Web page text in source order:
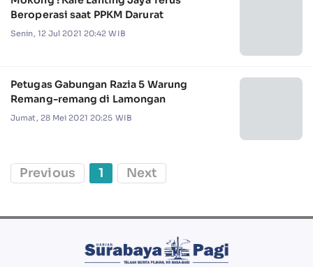
Beroperasi saat PPKM Darurat
Senin, 12 Jul 2021 20:42 WIB
Petugas Gabungan Razia 5 Warung
Remang-remang di Lamongan
Jumat, 28 Mei 2021 20:25 WIB
Previous 1 Next